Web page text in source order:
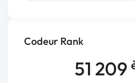
Codeur Rank
51 209